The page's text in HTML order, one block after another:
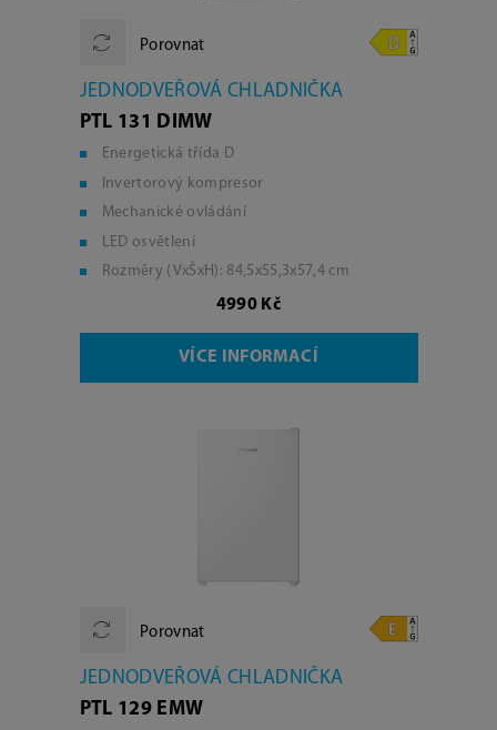
Porovnat
JEDNODVEŘOVÁ CHLADNIČKA
PTL 131 DIMW
Energetická třída D
Invertorový kompresor
Mechanické ovládání
LED osvětlení
Rozměry (VxŠxH): 84,5x55,3x57,4 cm
4990 Kč
VÍCE INFORMACÍ
Porovnat
JEDNODVEŘOVÁ CHLADNIČKA
PTL 129 EMW